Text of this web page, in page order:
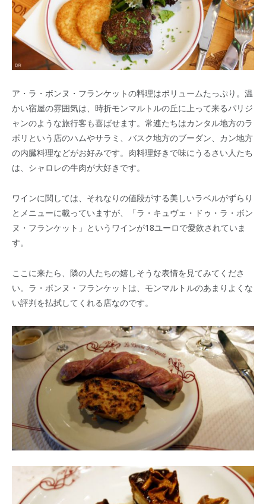
ア・ラ・ボンヌ・フランケットの料理はボリュームたっぷり。温
かい宿屋の雰囲気は、時折モンマルトルの丘に上って来るパリジ
ャンのような旅行客も喜ばせます。常連たちはカンタル地方のラ
ボリという店のハムやサラミ、バスク地方のブーダン、カン地方
の内臓料理などがお好みです。肉料理好きで味にうるさい人たち
は、シャロレの牛肉が大好きです。
ワインに関しては、それなりの値段がする美しいラベルがずらり
とメニューに載っていますが、「ラ・キュヴェ・ドゥ・ラ・ボン
ヌ・フランケット」というワインが18ユーロで愛飲されていま
す。
ここに来たら、隣の人たちの嬉しそうな表情を見てみてくださ
い。ラ・ボンヌ・フランケットは、モンマルトルのあまりよくな
い評判を払拭してくれる店なのです。